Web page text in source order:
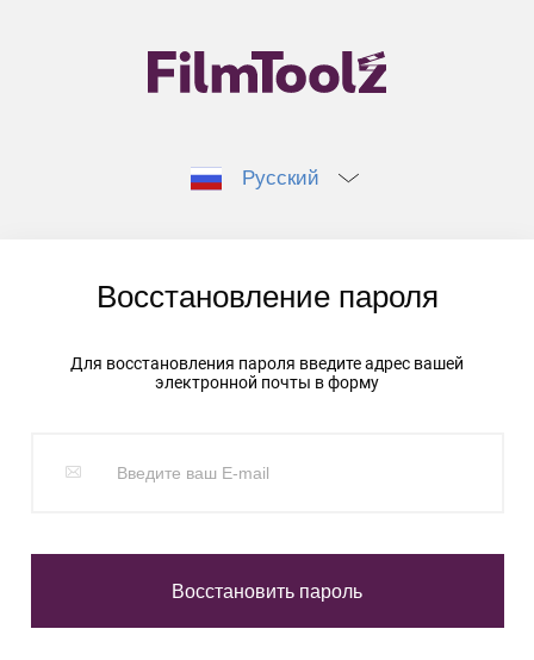
Русский
Восстановление пароля
Для восстановления пароля введите адрес вашей
электронной почты в форму